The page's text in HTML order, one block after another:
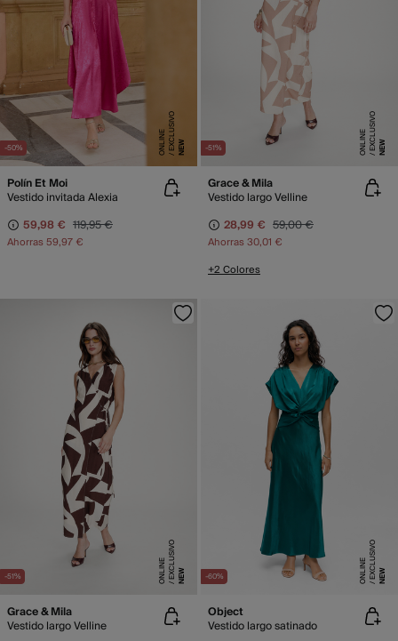
-50% NEW
E
X
C
L
USI
V
O
O
N
LI
N
E
Polín Et Moi
Vestido invitada Alexia
59,98 € 119,95 €
Ahorras59,97 €
-51% NEW
E
X
C
L
USI
V
O
O
N
LI
N
E
Grace & Mila
Vestido largo Velline
28,99 € 59,00 €
Ahorras30,01 €
+2 Colores
-51% NEW
E
X
C
L
USI
V
O
O
N
LI
N
E
Grace & Mila
Vestido largo Velline
-60% NEW
E
X
C
L
USI
V
O
O
N
LI
N
E
Object
Vestido largo satinado